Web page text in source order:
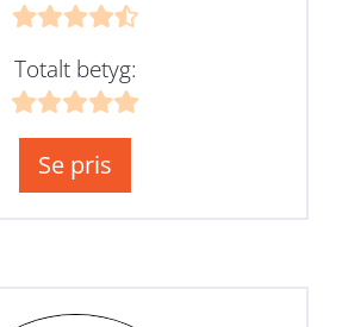
Totalt betyg:
Se pris